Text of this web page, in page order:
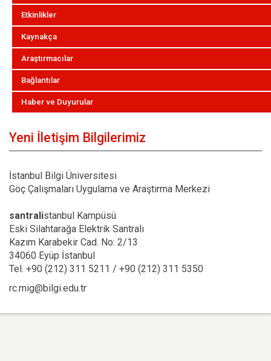
Etkinlikler
Kaynakça
Araştırmacılar
Bağlantılar
Haber ve Duyurular
Yeni İletişim Bilgilerimiz
İstanbul Bilgi Üniversitesi
Göç Çalışmaları Uygulama ve Araştırma Merkezi
santralistanbul Kampüsü
Eski Silahtarağa Elektrik Santralı
Kazım Karabekir Cad. No: 2/13
34060 Eyüp İstanbul
Tel. +90 (212) 311 5211 / +90 (212) 311 5350
rc.mig@bilgi.edu.tr